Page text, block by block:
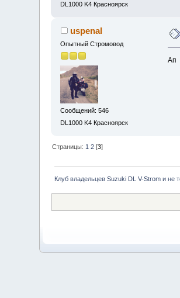
DL1000 K4 Красноярск
uspenal
Опытный Стромовод
Сообщений: 546
DL1000 K4 Красноярск
Ап
Страницы: 1 2 [3]
Клуб владельцев Suzuki DL V-Strom и не